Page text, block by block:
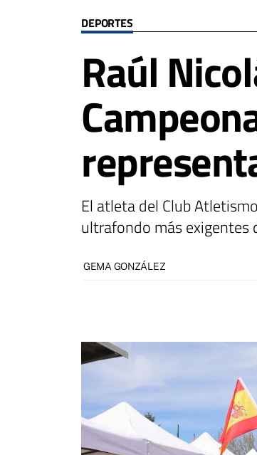
DEPORTES
Raúl
El atleta del Club
ultrafondo más exigentes
GEMA GONZÁLEZ